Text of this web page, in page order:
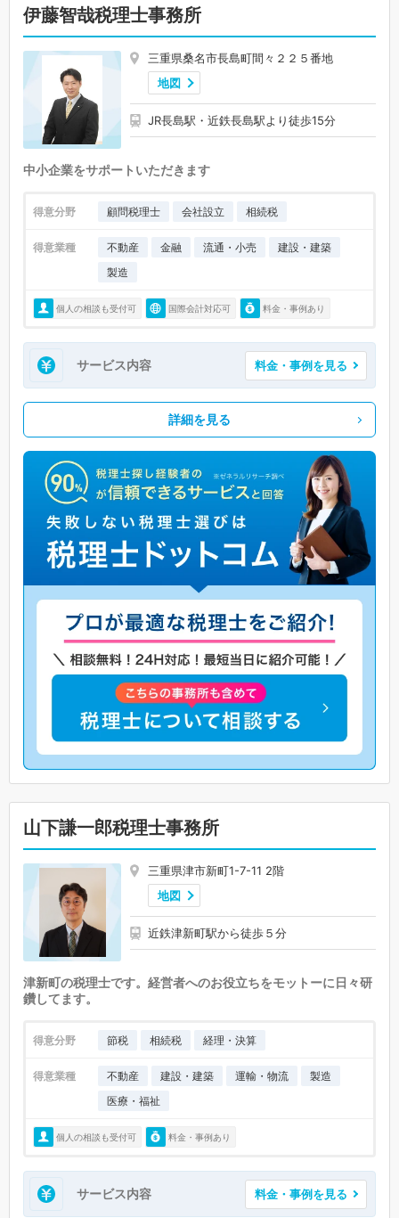
伊藤智哉税理士事務所
三重県桑名市長島町間々２２５番地
地図
JR長島駅・近鉄長島駅より徒歩15分
中小企業をサポートいただきます
得意分野 顧問税理士 会社設立 相続税
得意業種 不動産 金融 流通・小売
建設・建築
製造
個人の相談も受付可 国際会計対応可 料金・事例あり
サービス内容 料金・事例を見る
詳細を見る
山下謙一郎税理士事務所
三重県津市新町1-7-11 2階
地図
近鉄津新町駅から徒歩５分
津新町の税理士です。経営者へのお役立ちをモットーに日々研
鑽してます。
得意分野 節税 相続税 経理・決算
得意業種 不動産 建設・建築 運輸・物流
製造
医療・福祉
個人の相談も受付可 料金・事例あり
サービス内容 料金・事例を見る